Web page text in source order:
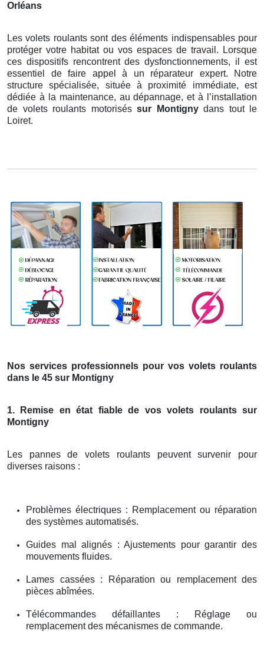
Orléans
Les volets roulants sont des éléments indispensables pour
protéger votre habitat ou vos espaces de travail. Lorsque
ces dispositifs rencontrent des dysfonctionnements, il est
essentiel de faire appel à un réparateur expert. Notre
structure spécialisée, située à proximité immédiate, est
dédiée à la maintenance, au dépannage, et à l’installation
de volets roulants motorisés sur Montigny dans tout le
Loiret.
Nos services professionnels pour vos volets roulants
dans le 45 sur Montigny
1. Remise en état fiable de vos volets roulants sur
Montigny
Les pannes de volets roulants peuvent survenir pour
diverses raisons :
Problèmes électriques : Remplacement ou réparation
des systèmes automatisés.
Guides mal alignés : Ajustements pour garantir des
mouvements fluides.
Lames cassées : Réparation ou remplacement des
pièces abîmées.
Télécommandes défaillantes : Réglage ou
remplacement des mécanismes de commande.